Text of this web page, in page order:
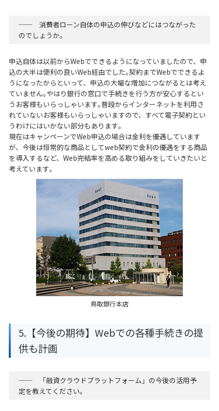
── 消費者ローン自体の申込の伸びなどにはつながった
のでしょうか｡
申込自体は以前からWebでできるようになっていましたので、申
込の大半は便利の良いWeb経由でした｡契約までWebでできるよ
うになったからといって、申込の大幅な増加につながるとは考え
ていません｡やはり銀行の窓口で手続きを行う方が安心するとい
うお客様もいらっしゃいます｡普段からインターネットを利用さ
れていないお客様もいらっしゃいますので、すべて電子契約とい
うわけにはいかない部分もあります｡
現在はキャンペーンでWeb申込の場合は金利を優遇しています
が、今後は恒常的な商品としてweb契約で金利の優遇をする商品
を導入するなど、Web完結率を高める取り組みをしていきたいと
考えています｡
鳥取銀行本店
5.【今後の期待】Webでの各種手続きの提
供も計画
── 「融資クラウドプラットフォーム」の今後の活用予
定を教えてください｡